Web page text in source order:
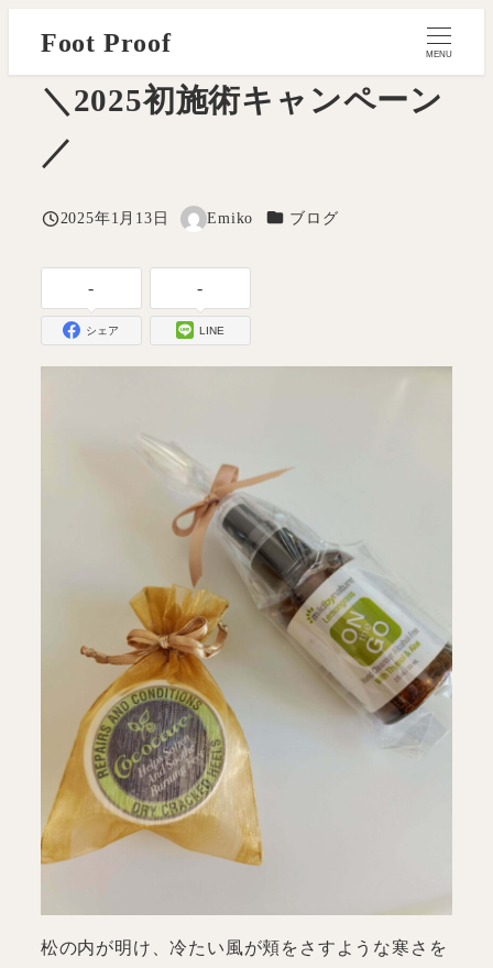
Foot Proof MENU
＼2025初施術キャンペーン
／
投稿日
2025年1月13日
著
Emiko カテゴリー
ブログ
-
シェア
-
LINE
松の内が明け、冷たい風が頬をさすような寒さを